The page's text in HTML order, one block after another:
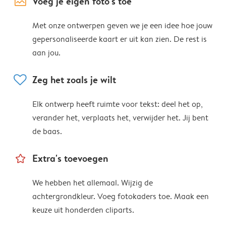
Met onze ontwerpen geven we je een idee hoe jouw
gepersonaliseerde kaart er uit kan zien. De rest is
aan jou.
heart Zeg het zoals je wilt
Elk ontwerp heeft ruimte voor tekst: deel het op,
verander het, verplaats het, verwijder het. Jij bent
de baas.
star_outline Extra's toevoegen
We hebben het allemaal. Wijzig de
achtergrondkleur. Voeg fotokaders toe. Maak een
keuze uit honderden cliparts.